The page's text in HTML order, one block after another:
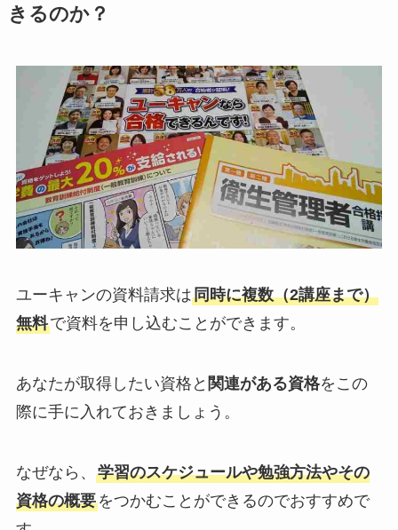
きるのか？
ユーキャンの資料請求は同時に複数（2講座まで）
無料で資料を申し込むことができます。
あなたが取得したい資格と 関連がある資格をこの
際に手に入れておきましょう。
なぜなら、 学習のスケジュールや勉強方法やその
資格の概要をつかむことができるのでおすすめで